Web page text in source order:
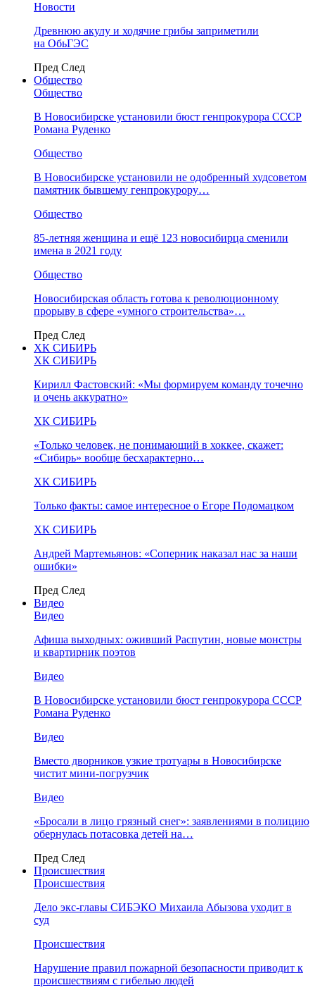
Новости
Древнюю акулу и ходячие грибы заприметили
на ОбьГЭС
Пред След
Общество
Общество
В Новосибирске установили бюст генпрокурора СССР
Романа Руденко
Общество
В Новосибирске установили не одобренный худсоветом
памятник бывшему генпрокурору…
Общество
85-летняя женщина и ещё 123 новосибирца сменили
имена в 2021 году
Общество
Новосибирская область готова к революционному
прорыву в сфере «умного строительства»…
Пред След
ХК СИБИРЬ
ХК СИБИРЬ
Кирилл Фастовский: «Мы формируем команду точечно
и очень аккуратно»
ХК СИБИРЬ
«Только человек, не понимающий в хоккее, скажет:
«Сибирь» вообще бесхарактерно…
ХК СИБИРЬ
Только факты: самое интересное о Егоре Подомацком
ХК СИБИРЬ
Андрей Мартемьянов: «Соперник наказал нас за наши
ошибки»
Пред След
Видео
Видео
Афиша выходных: оживший Распутин, новые монстры
и квартирник поэтов
Видео
В Новосибирске установили бюст генпрокурора СССР
Романа Руденко
Видео
Вместо дворников узкие тротуары в Новосибирске
чистит мини-погрузчик
Видео
«Бросали в лицо грязный снег»: заявлениями в полицию
обернулась потасовка детей на…
Пред След
Происшествия
Происшествия
Дело экс-главы СИБЭКО Михаила Абызова уходит в
суд
Происшествия
Нарушение правил пожарной безопасности приводит к
происшествиям с гибелью людей